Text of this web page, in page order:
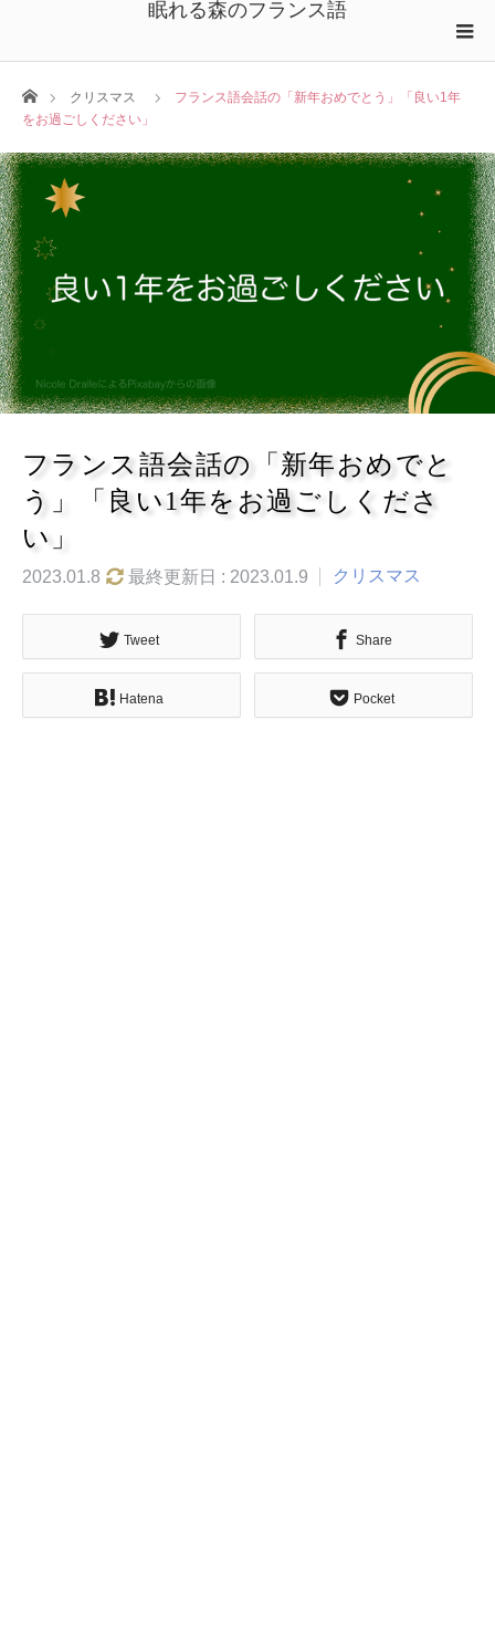
眠れる森のフランス語
ホームクリスマス
フランス語会話の「新年おめでとう」「良い1年
をお過ごしください」
フランス語会話の「新年おめでと
う」「良い1年をお過ごしくださ
い」
2023.01.8 最終更新日 : 2023.01.9 クリスマス
Tweet Share
Hatena Pocket